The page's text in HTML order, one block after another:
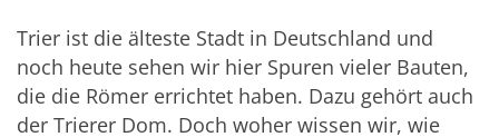
Trier ist die älteste Stadt in Deutschland und
noch heute sehen wir hier Spuren vieler Bauten,
die die Römer errichtet haben. Dazu gehört auch
der Trierer Dom. Doch woher wissen wir, wie